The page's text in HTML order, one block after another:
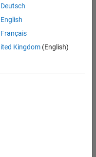
Deutsch
English
Français
Kingdom(English)